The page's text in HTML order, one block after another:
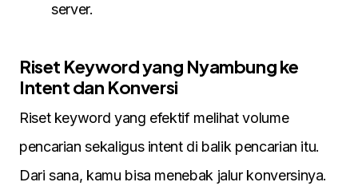
server.
Riset Keyword yang Nyambung ke
Intent dan Konversi
Riset keyword yang efektif melihat volume
pencarian sekaligus intent di balik pencarian itu.
Dari sana, kamu bisa menebak jalur konversinya.